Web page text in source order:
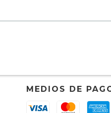
MEDIOS DE